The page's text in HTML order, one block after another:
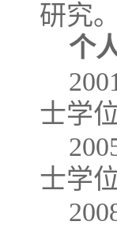
研究
个
士学
士学